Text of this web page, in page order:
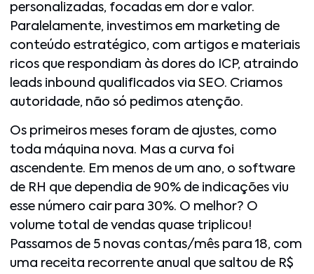
personalizadas, focadas em dor e valor.
Paralelamente, investimos em marketing de
conteúdo estratégico, com artigos e materiais
ricos que respondiam às dores do ICP, atraindo
leads inbound qualificados via SEO. Criamos
autoridade, não só pedimos atenção.
Os primeiros meses foram de ajustes, como
toda máquina nova. Mas a curva foi
ascendente. Em menos de um ano, o software
de RH que dependia de 90% de indicações viu
esse número cair para 30%. O melhor? O
volume total de vendas quase triplicou!
Passamos de 5 novas contas/mês para 18, com
uma receita recorrente anual que saltou de R$